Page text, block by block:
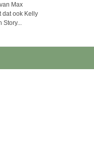
Max
dat ook Kelly
Story...